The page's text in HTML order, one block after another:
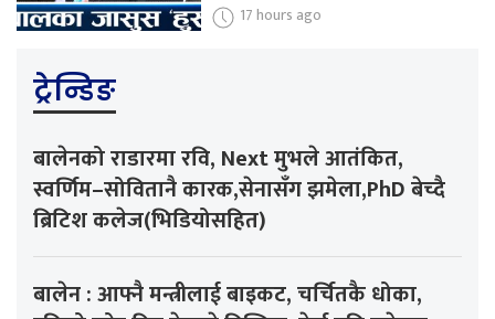
17 hours ago
ट्रेन्डिङ
बालेनको राडारमा रवि, Next मुभले आतंकित,
स्वर्णिम–सोवितानै कारक,सेनासँग झमेला,PhD बेच्दै
ब्रिटिश कलेज(भिडियोसहित)
बालेन : आफ्नै मन्त्रीलाई बाइकट, चर्चितकै धोका,